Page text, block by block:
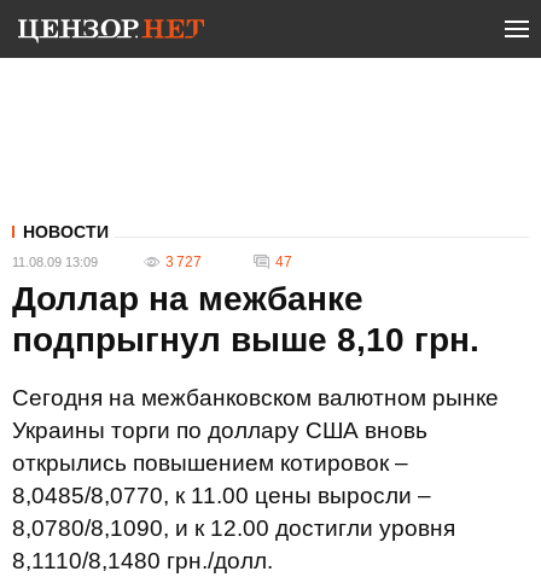
НОВОСТИ
11.08.09 13:09 3 727 47
Доллар на межбанке
подпрыгнул выше 8,10 грн.
Сегодня на межбанковском валютном рынке
Украины торги по доллару США вновь
открылись повышением котировок –
8,0485/8,0770, к 11.00 цены выросли –
8,0780/8,1090, и к 12.00 достигли уровня
8,1110/8,1480 грн./долл.